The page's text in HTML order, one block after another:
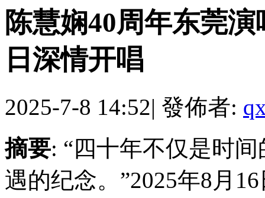
陈慧娴40周年东莞
日深情开唱
2025-7-8 14:52| 發佈者:
摘要: “四十年不仅是时
遇的纪念。”2025年8月